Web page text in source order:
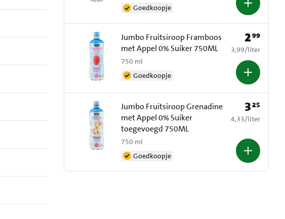
Goedkoopje
Jumbo Fruitsiroop Framboos
met Appel 0% Suiker 750ML
750 ml
Goedkoopje
Prijs: € 2,99
299
€ 3,99 per liter
3,99/liter
Jumbo Fruitsiroop Grenadine
met Appel 0% Suiker
toegevoegd 750ML
750 ml
Goedkoopje
Prijs: € 3,25
325
€ 4,33 per liter
4,33/liter